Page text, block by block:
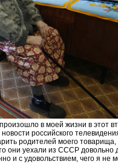
в моей жизни в этот
российского
родителей моего товарища,
они уехали из СССР довольно
и с удовольствием, чего я не